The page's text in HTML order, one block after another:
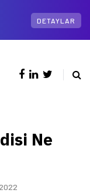
DETAYLAR
Ne